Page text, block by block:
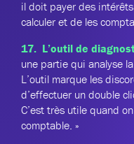
il doit payer des
calculer et de les
17. L’outil de
une partie qui analyse
L’outil marque les
d’effectuer un double
C’est très utile quand
comptable. »